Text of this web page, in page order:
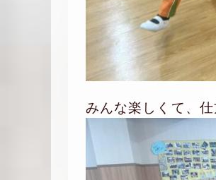
みんな楽しくて、